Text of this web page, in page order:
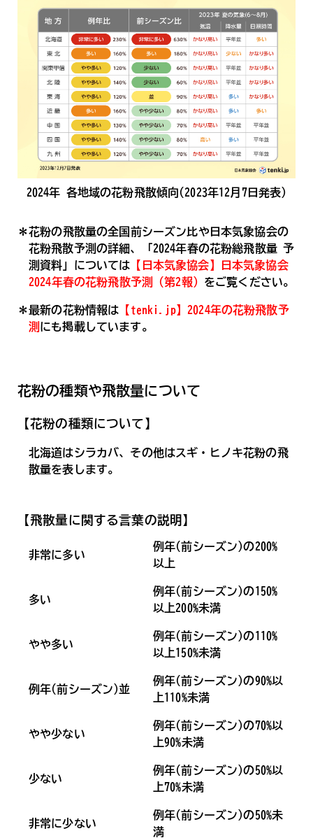
2024年 各地域の花粉飛散傾向(2023年12月7日発表)
＊花粉の飛散量の全国前シーズン比や日本気象協会の
花粉飛散予測の詳細、「2024年春の花粉総飛散量 予
測資料」については 【日本気象協会】日本気象協会
2024年春の花粉飛散予測（第2報） をご覧ください。
＊最新の花粉情報は 【tenki.jp】2024年の花粉飛散予
測 にも掲載しています。
花粉の種類や飛散量について
【花粉の種類について】
北海道はシラカバ、その他はスギ・ヒノキ花粉の飛
散量を表します。
【飛散量に関する言葉の説明】
非常に多い
例年(前シーズン)の200%
以上
多い
例年(前シーズン)の150%
以上200%未満
やや多い
例年(前シーズン)の110%
以上150%未満
例年(前シーズン)並
例年(前シーズン)の90%以
上110%未満
やや少ない
例年(前シーズン)の70%以
上90%未満
少ない
例年(前シーズン)の50%以
上70%未満
非常に少ない
例年(前シーズン)の50%未
満